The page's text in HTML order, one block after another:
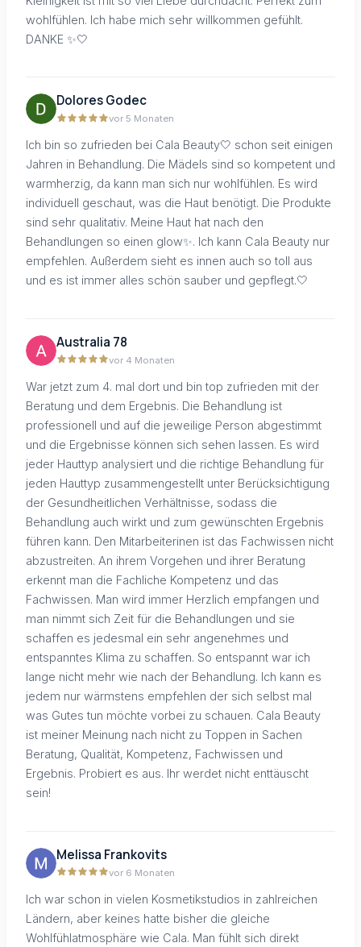
wohlfühlen. Ich habe mich sehr willkommen gefühlt.
DANKE ✨🤍
Dolores Godec
vor 5 Monaten
Ich bin so zufrieden bei Cala Beauty🤍 schon seit einigen
Jahren in Behandlung. Die Mädels sind so kompetent und
warmherzig, da kann man sich nur wohlfühlen. Es wird
individuell geschaut, was die Haut benötigt. Die Produkte
sind sehr qualitativ. Meine Haut hat nach den
Behandlungen so einen glow✨. Ich kann Cala Beauty nur
empfehlen. Außerdem sieht es innen auch so toll aus
und es ist immer alles schön sauber und gepflegt.🤍
Australia 78
vor 4 Monaten
War jetzt zum 4. mal dort und bin top zufrieden mit der
Beratung und dem Ergebnis. Die Behandlung ist
professionell und auf die jeweilige Person abgestimmt
und die Ergebnisse können sich sehen lassen. Es wird
jeder Hauttyp analysiert und die richtige Behandlung für
jeden Hauttyp zusammengestellt unter Berücksichtigung
der Gesundheitlichen Verhältnisse, sodass die
Behandlung auch wirkt und zum gewünschten Ergebnis
führen kann. Den Mitarbeiterinen ist das Fachwissen nicht
abzustreiten. An ihrem Vorgehen und ihrer Beratung
erkennt man die Fachliche Kompetenz und das
Fachwissen. Man wird immer Herzlich empfangen und
man nimmt sich Zeit für die Behandlungen und sie
schaffen es jedesmal ein sehr angenehmes und
entspanntes Klima zu schaffen. So entspannt war ich
lange nicht mehr wie nach der Behandlung. Ich kann es
jedem nur wärmstens empfehlen der sich selbst mal
was Gutes tun möchte vorbei zu schauen. Cala Beauty
ist meiner Meinung nach nicht zu Toppen in Sachen
Beratung, Qualität, Kompetenz, Fachwissen und
Ergebnis. Probiert es aus. Ihr werdet nicht enttäuscht
sein!
Melissa Frankovits
vor 6 Monaten
Ich war schon in vielen Kosmetikstudios in zahlreichen
Ländern, aber keines hatte bisher die gleiche
Wohlfühlatmosphäre wie Cala. Man fühlt sich direkt